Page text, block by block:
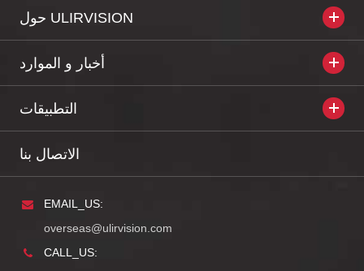
حول ULIRVISION
أخبار و الموارد
التطبيقات
الاتصال بنا
EMAIL_US:
overseas@ulirvision.com
CALL_US: